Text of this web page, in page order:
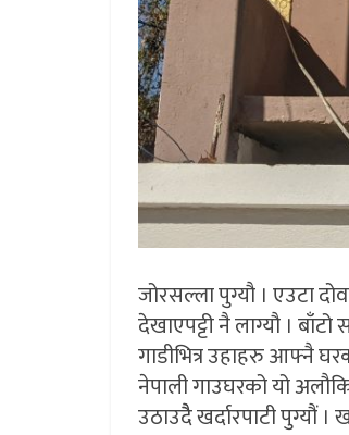
जोरसल्ला पुग्यौ । एउटा
देखाएपट्टी नै लाग्यौ ।
गाडीभित्र उहाहरु आफ्नै
नेपाली गाउघरको यो
उठाउदैै खर्दारपाटी पुग्यौं